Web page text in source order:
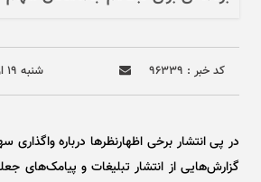
کد خبر : ۹۶۳۳۹ شنبه ۱۹ ارديبهشت ۱۴۰۵ - ۱۲:۳۵
در پی انتشار برخی اظهارنظر‌ها درباره واگذاری
گزارش‌هایی از انتشار تبلیغات و پیامک‌های